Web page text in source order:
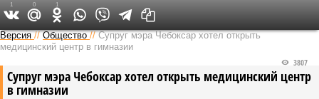
Версия в Чувашии
Версия //Общество //Супруг мэра Чебоксар хотел открыть
медицинский центр в гимназии
Супруг мэра Чебоксар хотел открыть медицинский центр
в гимназии
3807
1 0 1